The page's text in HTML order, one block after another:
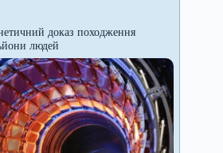
доказ походження
людей